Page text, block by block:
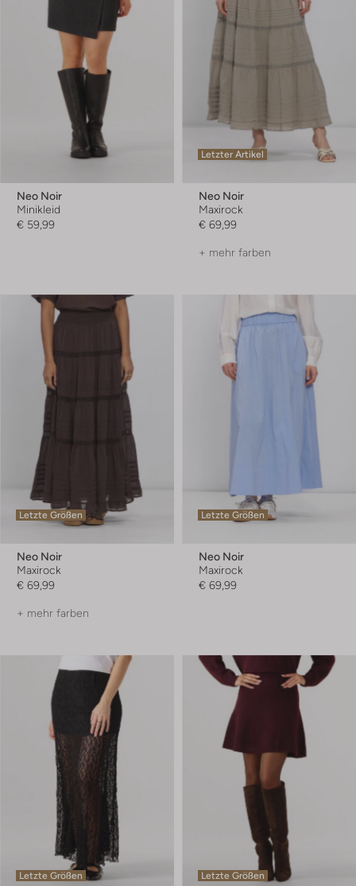
Neo Noir
Minikleid
€ 59,99
Letzter Artikel
Neo Noir
Maxirock
€ 69,99
+ mehr farben
Letzte Größen
Neo Noir
Maxirock
€ 69,99
+ mehr farben
Letzte Größen
Neo Noir
Maxirock
€ 69,99
Letzte Größen
Letzte Größen